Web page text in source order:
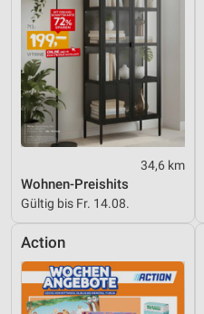
34,6 km
Wohnen-Preishits
Gültig bis Fr. 14.08.
Action